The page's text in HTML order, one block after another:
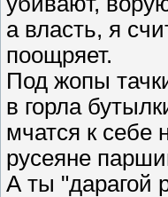
а власть, я
поощряет.
Под жопы
в горла
мчатся к себе
русеяне
А ты "дарагой